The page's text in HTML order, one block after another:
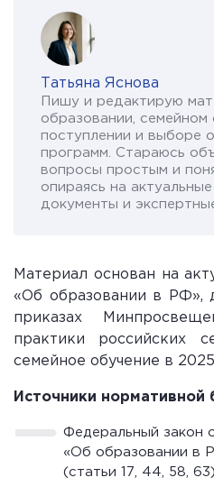
Татьяна Яснова
Пишу и редактирую
образовании, семейном
поступлении и выборе
программ. Стараюсь
вопросы простым и
опираясь на
документы и
Материал основан на
«Об образовании в РФ»,
приказах
практики российских
семейное обучение в
Источники нормативной
Федеральный закон
«Об образовании в
(статьи 17, 44, 58,